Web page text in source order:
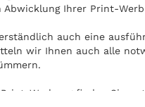
Ihrer Print-
auch eine
wir Ihnen auch alle
Werbung finden Sie